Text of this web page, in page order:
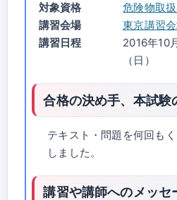
対象資格
危険物取
講習会場
東京講習
講習日程
2016年10
（日）
合格の決め手、本試験
テキスト・問題を何回も
しました。
講習や講師へのメッセ